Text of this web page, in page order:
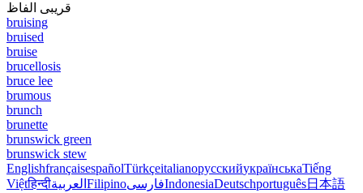
قریبی الفاظ
bruising
bruised
bruise
brucellosis
bruce lee
brumous
brunch
brunette
brunswick green
brunswick stew
EnglishfrançaisespañolTürkçeitalianoрусскийукраїнськаTiếng
Việtहिन्दीالعربية FilipinoفارسیIndonesiaDeutschportuguês日本語